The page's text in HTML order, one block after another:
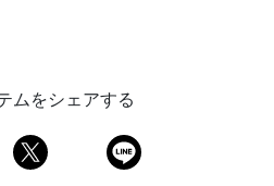
ムをシェアする